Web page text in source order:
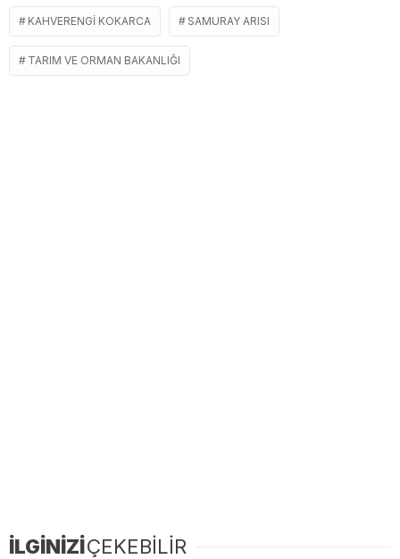
KAHVERENGI KOKARCA SAMURAY ARISI
TARIM VE ORMAN BAKANLIĞI
İLGİNİZİÇEKEBİLİR